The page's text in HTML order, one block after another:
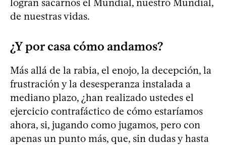
de nuestras vidas.
¿Y por casa cómo andamos?
Más allá de la rabia, el enojo, la decepción, la
frustración y la desesperanza instalada a
mediano plazo, ¿han realizado ustedes el
ejercicio contrafáctico de cómo estaríamos
ahora, si, jugando como jugamos, pero con
apenas un punto más, que, sin dudas y hasta